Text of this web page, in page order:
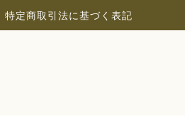
特定商取引法に基づく表記